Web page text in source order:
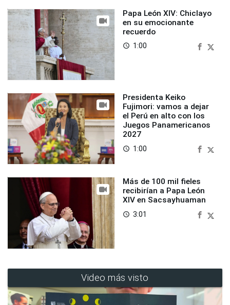
Papa León XIV: Chiclayo
en su emocionante
recuerdo
access_time 1:00
Presidenta Keiko
Fujimori: vamos a dejar
el Perú en alto con los
Juegos Panamericanos
2027
access_time 1:00
Más de 100 mil fieles
recibirían a Papa León
XIV en Sacsayhuaman
access_time 3:01
Video más visto